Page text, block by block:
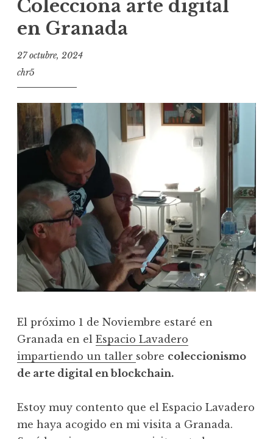
Colecciona arte digital
en Granada
27 octubre, 2024
chr5
El próximo 1 de Noviembre estaré en
Granada en el Espacio Lavadero
impartiendo un taller sobre coleccionismo
de arte digital en blockchain.
Estoy muy contento que el Espacio Lavadero
me haya acogido en mi visita a Granada.